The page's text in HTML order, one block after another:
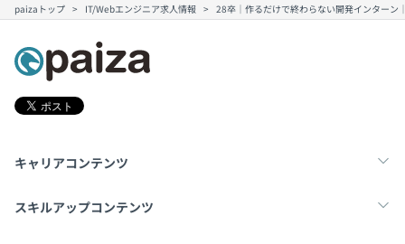
paizaトップ IT/Webエンジニア求人情報 28卒｜作るだけで終わらない開発インターン
キャリアコンテンツ
転職・キャリア
スキルアップコンテンツ